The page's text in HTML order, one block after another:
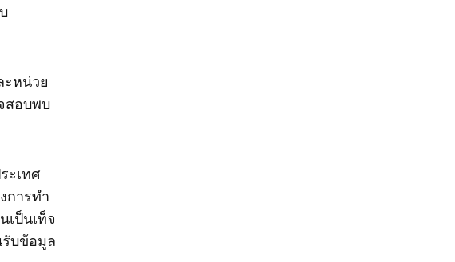
ะหน่วย
สอบพบ
ะเทศ
การทำ
เป็นเท็จ
บข้อมูล